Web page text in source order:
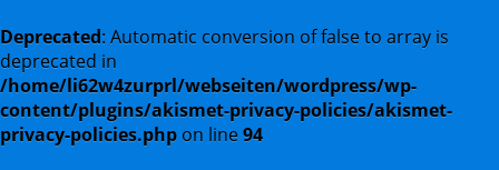
Deprecated: Automatic conversion of false to array is
deprecated in
/home/li62w4zurprl/webseiten/wordpress/wp-
content/plugins/akismet-privacy-policies/akismet-
privacy-policies.php on line94